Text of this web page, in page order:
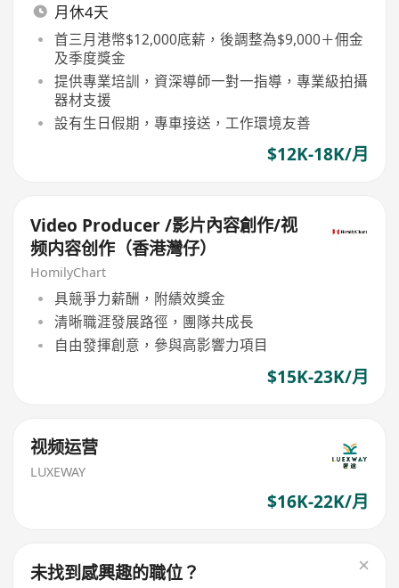
月休4天
首三月港幣$12,000底薪，後調整為$9,000＋佣金
及季度獎金
提供專業培訓，資深導師一對一指導，專業級拍攝
器材支援
設有生日假期，專車接送，工作環境友善
$12K-18K/月
Video Producer /影片內容創作/视
频内容创作（香港灣仔）
HomilyChart
具競爭力薪酬，附績效獎金
清晰職涯發展路徑，團隊共成長
自由發揮創意，參與高影響力項目
$15K-23K/月
视频运营
LUXEWAY
$16K-22K/月
未找到感興趣的職位？